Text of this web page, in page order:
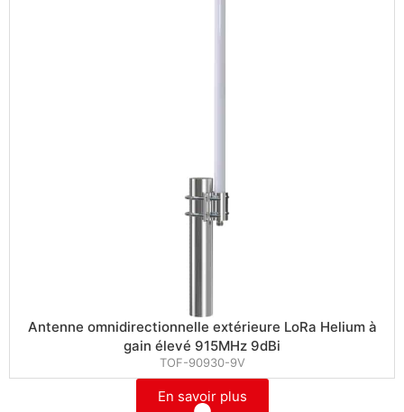
Antenne omnidirectionnelle extérieure LoRa Helium à
gain élevé 915MHz 9dBi
TOF-90930-9V
En savoir plus